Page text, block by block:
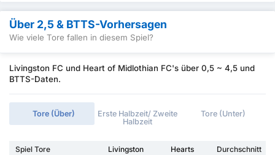
Über 2,5 & BTTS-Vorhersagen
Wie viele Tore fallen in diesem Spiel?
Livingston FC und Heart of Midlothian FC's über 0,5 ~ 4,5 und
BTTS-Daten.
Tore (Über)
Erste Halbzeit/ Zweite
Halbzeit
Tore (Unter)
Spiel Tore Livingston Hearts
Durchschnitt